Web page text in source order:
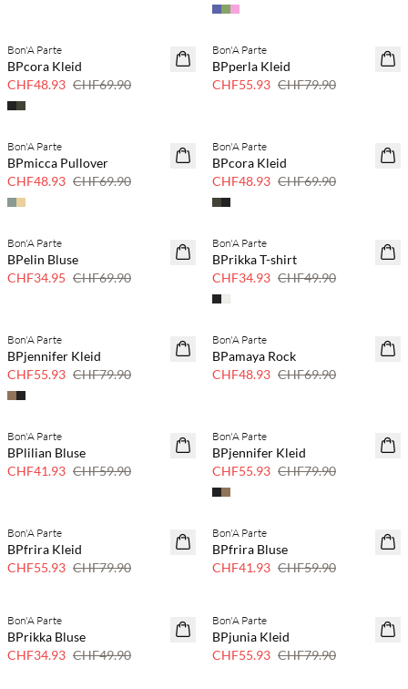
SAVE20
Bon'A Parte
BPcora Kleid
CHF48.93 CHF69.90
SAVE20
30 % Rabatt
Bon'A Parte
BPperla Kleid
CHF55.93 CHF79.90
SAVE20
Bon'A Parte
BPmicca Pullover
CHF48.93 CHF69.90
SAVE20
Bon'A Parte
BPcora Kleid
CHF48.93 CHF69.90
SAVE20
Bon'A Parte
BPelin Bluse
CHF34.95 CHF69.90
SAVE20
Bon'A Parte
BPrikka T-shirt
CHF34.93 CHF49.90
SAVE20
30 % Rabatt
Bon'A Parte
BPjennifer Kleid
CHF55.93 CHF79.90
SAVE20
30 % Rabatt
Bon'A Parte
BPamaya Rock
CHF48.93 CHF69.90
SAVE20
Bon'A Parte
BPlilian Bluse
CHF41.93 CHF59.90
SAVE20
30 % Rabatt
Bon'A Parte
BPjennifer Kleid
CHF55.93 CHF79.90
SAVE20
Bon'A Parte
BPfrira Kleid
CHF55.93 CHF79.90
SAVE20
Bon'A Parte
BPfrira Bluse
CHF41.93 CHF59.90
SAVE20
Bon'A Parte
BPrikka Bluse
CHF34.93 CHF49.90
SAVE20
30 % Rabatt
Bon'A Parte
BPjunia Kleid
CHF55.93 CHF79.90